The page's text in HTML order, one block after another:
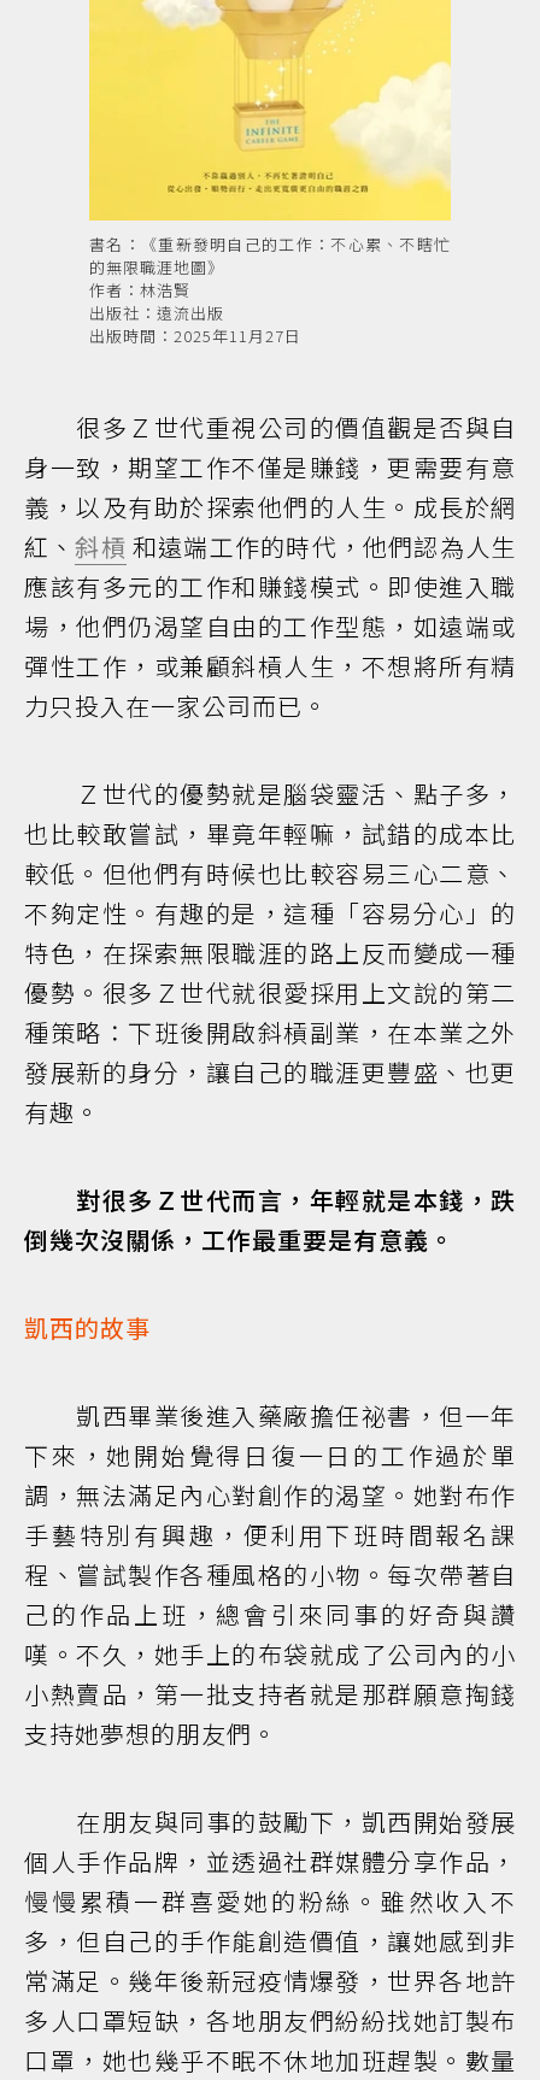
書名：《重新發明自己的工作：不心累、不瞎忙
的無限職涯地圖》
作者：林浩賢
出版社：遠流出版
出版時間：2025年11月27日
很多Ｚ世代重視公司的價值觀是否與自
身一致，期望工作不僅是賺錢，更需要有意
義，以及有助於探索他們的人生。成長於網
紅、斜槓 和遠端工作的時代，他們認為人生
應該有多元的工作和賺錢模式。即使進入職
場，他們仍渴望自由的工作型態，如遠端或
彈性工作，或兼顧斜槓人生，不想將所有精
力只投入在一家公司而已。
Ｚ世代的優勢就是腦袋靈活、點子多，
也比較敢嘗試，畢竟年輕嘛，試錯的成本比
較低。但他們有時候也比較容易三心二意、
不夠定性。有趣的是，這種「容易分心」的
特色，在探索無限職涯的路上反而變成一種
優勢。很多Ｚ世代就很愛採用上文說的第二
種策略：下班後開啟斜槓副業，在本業之外
發展新的身分，讓自己的職涯更豐盛、也更
有趣。
對很多Ｚ世代而言，年輕就是本錢，跌
倒幾次沒關係，工作最重要是有意義。
凱西的故事
凱西畢業後進入藥廠擔任祕書，但一年
下來，她開始覺得日復一日的工作過於單
調，無法滿足內心對創作的渴望。她對布作
手藝特別有興趣，便利用下班時間報名課
程、嘗試製作各種風格的小物。每次帶著自
己的作品上班，總會引來同事的好奇與讚
嘆。不久，她手上的布袋就成了公司內的小
小熱賣品，第一批支持者就是那群願意掏錢
支持她夢想的朋友們。
在朋友與同事的鼓勵下，凱西開始發展
個人手作品牌，並透過社群媒體分享作品，
慢慢累積一群喜愛她的粉絲。雖然收入不
多，但自己的手作能創造價值，讓她感到非
常滿足。幾年後新冠疫情爆發，世界各地許
多人口罩短缺，各地朋友們紛紛找她訂製布
口罩，她也幾乎不眠不休地加班趕製。數量